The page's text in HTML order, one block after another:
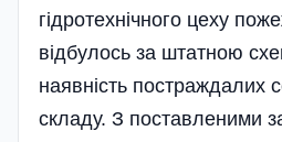
гідротехнічного цеху
відбулось за штатною
наявність постраждалих
складу. З поставленими